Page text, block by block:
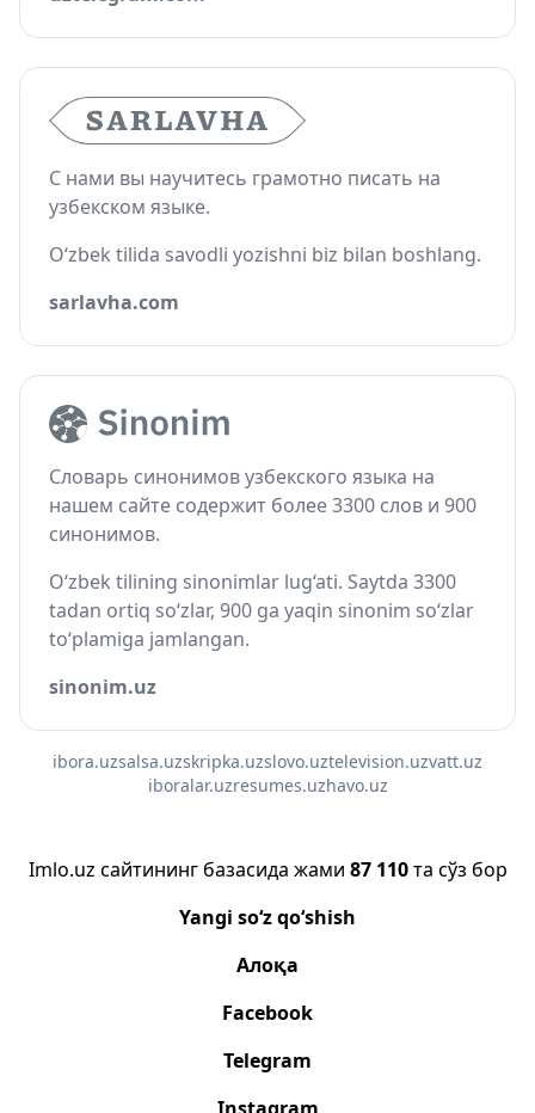
С нами вы научитесь грамотно писать на
узбекском языке.
O‘zbek tilida savodli yozishni biz bilan boshlang.
sarlavha.com
Словарь синонимов узбекского языка на
нашем сайте содержит более 3300 слов и 900
синонимов.
O‘zbek tilining sinonimlar lug‘ati. Saytda 3300
tadan ortiq so‘zlar, 900 ga yaqin sinonim so‘zlar
to‘plamiga jamlangan.
sinonim.uz
ibora.uzsalsa.uzskripka.uzslovo.uztelevision.uzvatt.uz
iboralar.uzresumes.uzhavo.uz
Imlo.uz сайтининг базасида жами 87 110та сўз бор
Yangi so‘z qo‘shish
Алоқа
Facebook
Telegram